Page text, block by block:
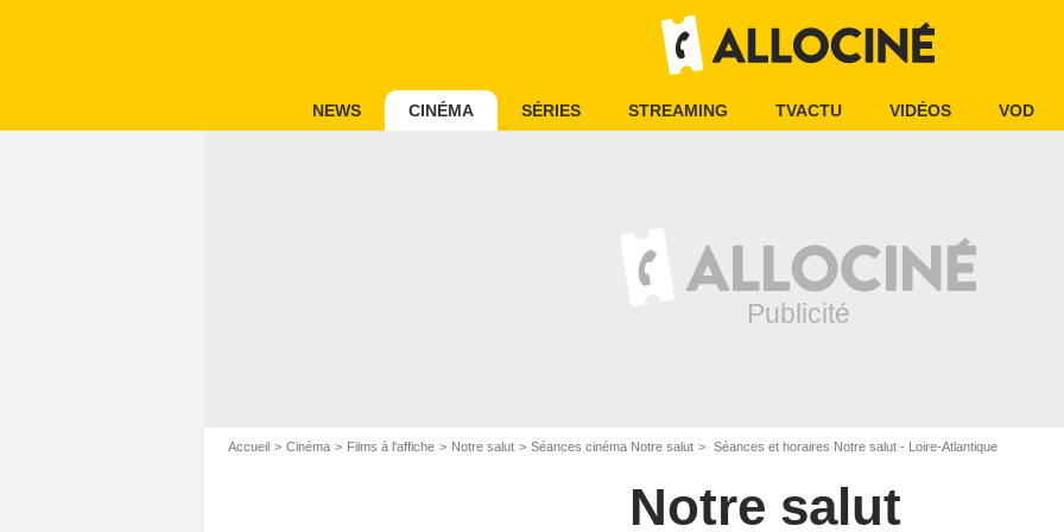
NEWS CINÉMA SÉRIES STREAMING TVACTU VIDÉOS VOD
Accueil Cinéma Films à l'affiche Notre salut Séances cinéma Notre salut Séances et horaires Notre salut - Loire-Atlantique
Notre salut